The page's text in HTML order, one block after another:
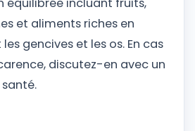
équilibrée incluant fruits,
et aliments riches en
gencives et les os. En cas
discutez-en avec un